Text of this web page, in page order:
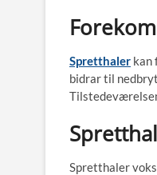
Spretthaler kan
bidrar til
Spretthaler